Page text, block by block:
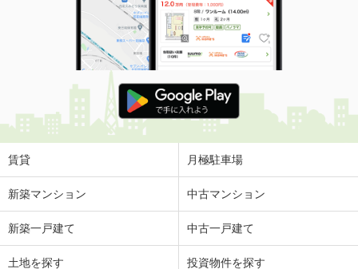
賃貸 月極駐車場
新築マンション 中古マンション
新築一戸建て 中古一戸建て
土地を探す 投資物件を探す